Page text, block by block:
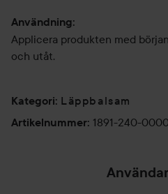
Användning:
Applicera produkten med
och utåt.
Kategori: Läppbalsam
Artikelnummer: 1891-240-